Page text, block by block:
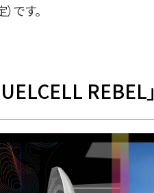
です。
REBEL」